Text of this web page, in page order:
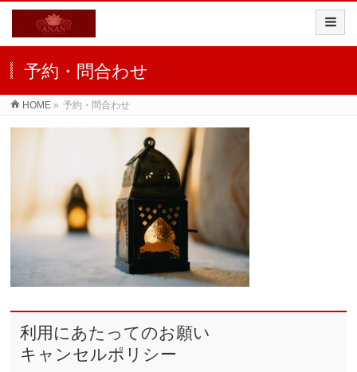
予約・問合わせ
HOME » 予約・問合わせ
利用にあたってのお願い
キャンセルポリシー